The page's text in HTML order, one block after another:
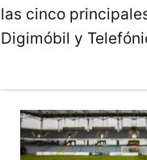
las cinco
Digimóbil y